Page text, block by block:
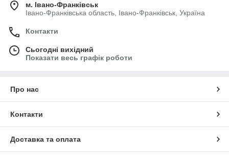
м. Івано-Франківськ
Івано-Франківська область, Івано-Франківськ, Україна
Контакти
Сьогодні вихідний
Показати весь графік роботи
Про нас
Контакти
Доставка та оплата